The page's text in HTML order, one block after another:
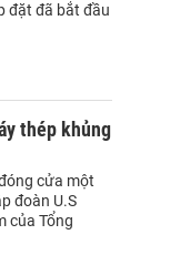
đặt đã bắt đầu
thép khủng
cửa một
đoàn U.S
của Tổng